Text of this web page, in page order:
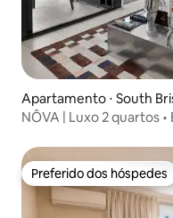
Apartamento ⋅ South
NÔVA | Luxo 2 quartos
Preferido dos hóspedes
Preferido dos hóspedes